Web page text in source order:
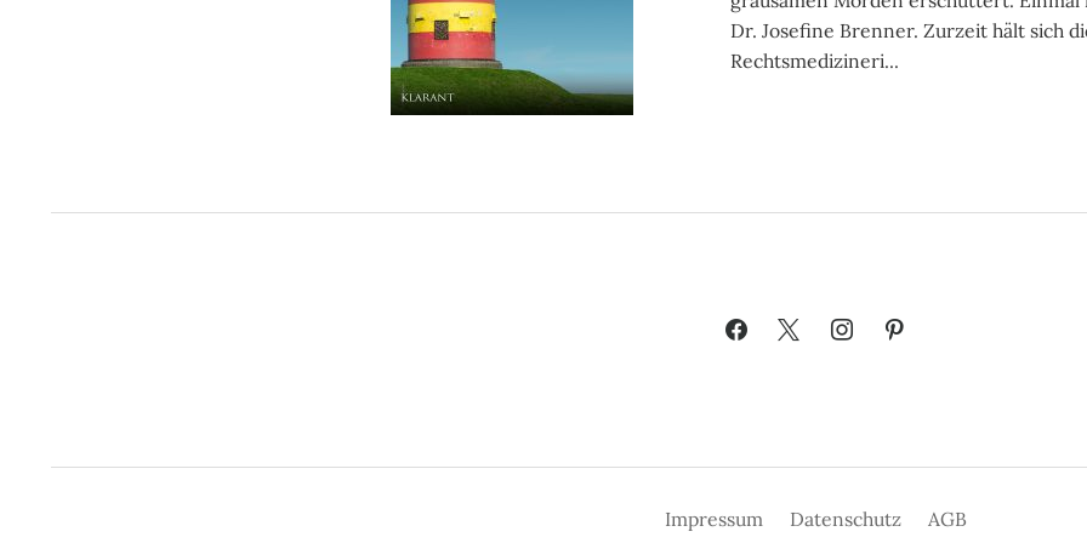
Dr. Josefine Brenner. Zurzeit hält sich
Rechtsmedizineri...
Impressum Datenschutz AGB